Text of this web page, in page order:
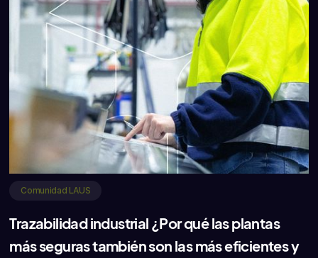
Comunidad LAUS
Trazabilidad industrial ¿Por qué las plantas
más seguras también son las más eficientes y